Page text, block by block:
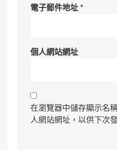
電子郵件地址*
個人網站網址
在瀏覽器中儲存顯示名
人網站網址，以供下次